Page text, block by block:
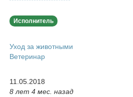
Исполнитель
Уход за животными
Ветеринар
11.05.2018
8 лет 4 мес. назад